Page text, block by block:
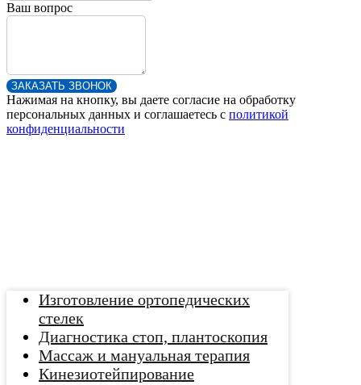
Ваш вопрос
ЗАКАЗАТЬ ЗВОНОК
Нажимая на кнопку, вы даете согласие на обработку
персональных данных и соглашаетесь c политикой
конфиденциальности
Изготовление ортопедических
стелек
Диагностика стоп, плантоскопия
Массаж и мануальная терапия
Кинезиотейпирование